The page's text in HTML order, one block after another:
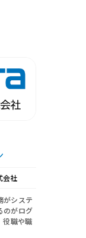
会社
がシステ
のがログ
役職や職